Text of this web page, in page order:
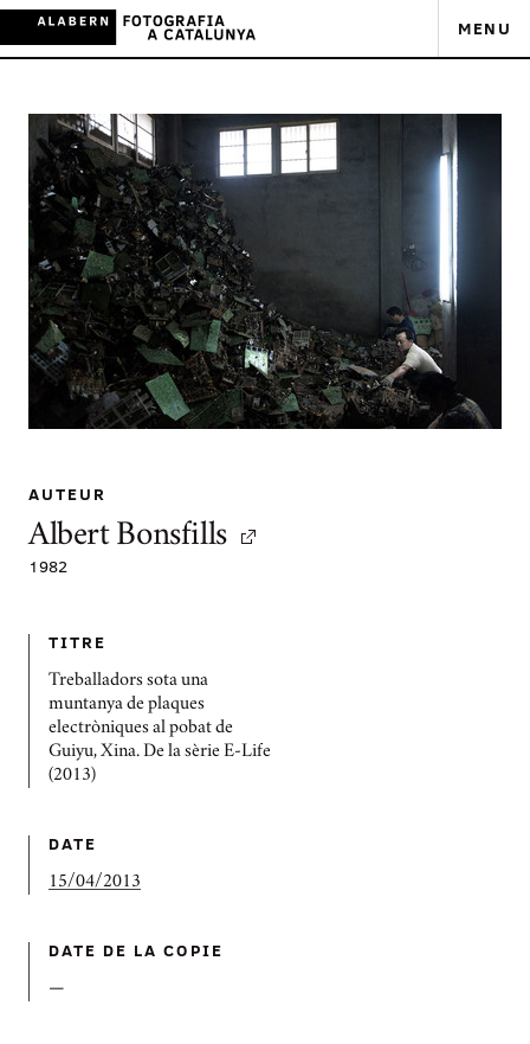
MENU
AUTEUR
Albert Bonsfills
1982
TITRE
Treballadors sota una
muntanya de plaques
electròniques al pobat de
Guiyu, Xina. De la sèrie E-Life
(2013)
DATE
15/04/2013
DATE DE LA COPIE
—